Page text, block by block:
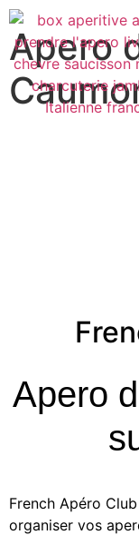
Apero
Apero
French Apéro
organiser vos